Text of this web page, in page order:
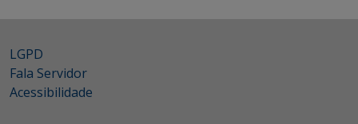
LGPD
Fala Servidor
Acessibilidade